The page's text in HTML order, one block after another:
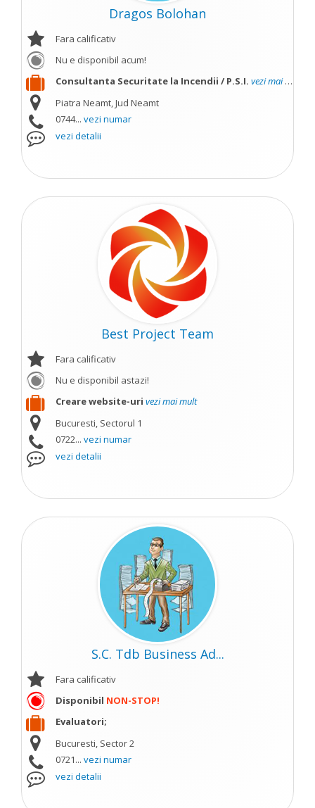
Dragos Bolohan
Fara calificativ
Nu e disponibil acum!
Consultanta Securitate la Incendii / P.S.I. vezi mai mult
Piatra Neamt, Jud Neamt
0744... vezi numar
vezi detalii
Best Project Team
Fara calificativ
Nu e disponibil astazi!
Creare website-uri vezi mai mult
Bucuresti, Sectorul 1
0722... vezi numar
vezi detalii
S.C. Tdb Business Ad...
Fara calificativ
Disponibil NON-STOP!
Evaluatori;
Bucuresti, Sector 2
0721... vezi numar
vezi detalii